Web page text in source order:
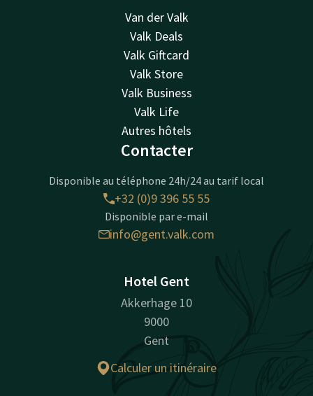
Van der Valk
Valk Deals
Valk Giftcard
Valk Store
Valk Business
Valk Life
Autres hôtels
Contacter
Disponible au téléphone 24h/24 au tarif local
+32 (0)9 396 55 55
Disponible par e-mail
info@gent.valk.com
Hotel Gent
Akkerhage 10
9000
Gent
Calculer un itinéraire